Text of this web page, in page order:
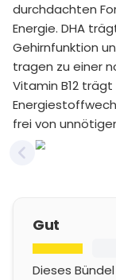
durchdachten
Energie. DHA
Gehirnfunktion
tragen zu einer
Vitamin B12
frei von
Previous slide
Gut
Dieses